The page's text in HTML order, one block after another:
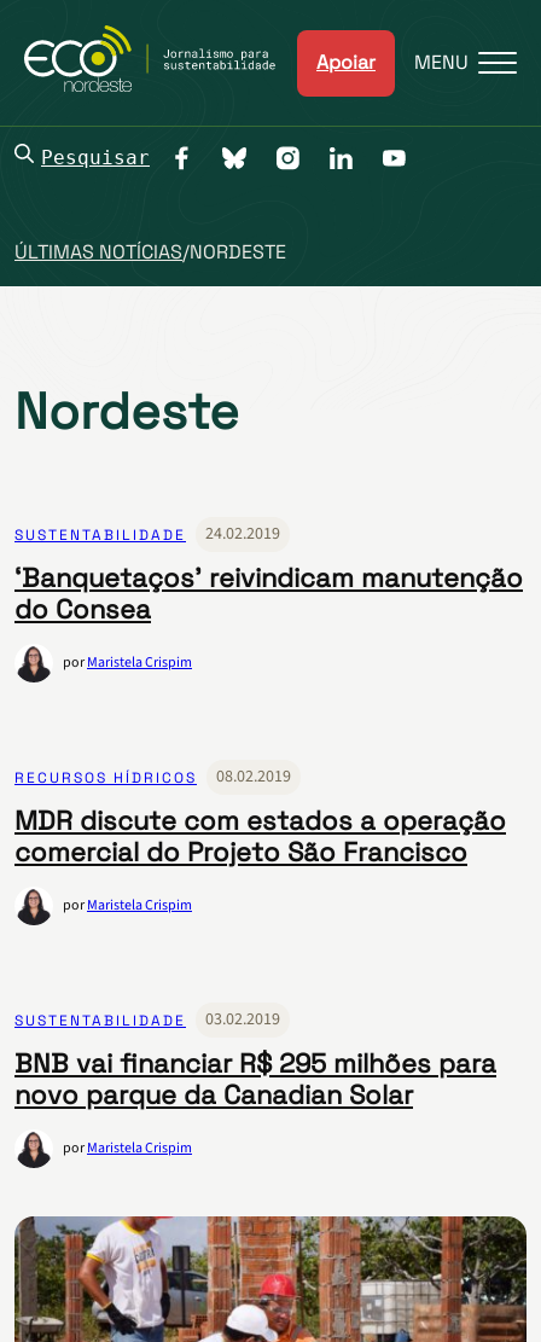
Apoiar MENU
Pesquisar
ÚLTIMAS NOTÍCIAS/NORDESTE
Nordeste
SUSTENTABILIDADE 24.02.2019
‘Banquetaços’ reivindicam manutenção
do Consea
porMaristela Crispim
RECURSOS HÍDRICOS 08.02.2019
MDR discute com estados a operação
comercial do Projeto São Francisco
porMaristela Crispim
SUSTENTABILIDADE 03.02.2019
BNB vai financiar R$ 295 milhões para
novo parque da Canadian Solar
porMaristela Crispim